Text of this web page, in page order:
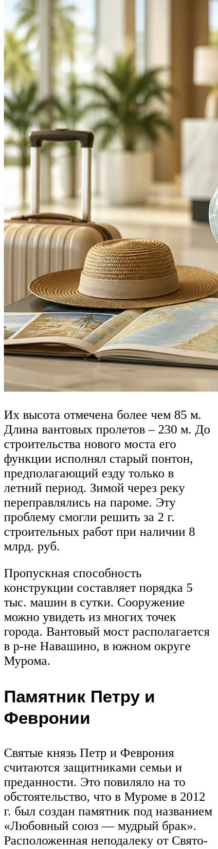
Их высота отмечена более чем 85 м.
Длина вантовых пролетов – 230 м. До
строительства нового моста его
функции исполнял старый понтон,
предполагающий езду только в
летний период. Зимой через реку
переправлялись на пароме. Эту
проблему смогли решить за 2 г.
строительных работ при наличии 8
млрд. руб.
Пропускная способность
конструкции составляет порядка 5
тыс. машин в сутки. Сооружение
можно увидеть из многих точек
города. Вантовый мост располагается
в р-не Навашино, в южном округе
Мурома.
Памятник Петру и
Февронии
Святые князь Петр и Феврония
считаются защитниками семьи и
преданности. Это повиляло на то
обстоятельство, что в Муроме в 2012
г. был создан памятник под названием
«Любовный союз — мудрый брак».
Расположенная неподалеку от Свято-